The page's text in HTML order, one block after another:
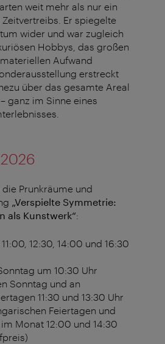
weit mehr als nur ein
Er spiegelte
wider und war zugleich
Hobbys, das großen
Aufwand
erstreckt
über das gesamte Areal
ganz im Sinne eines
Prunkräume und
„Verspielte Symmetrie:
als Kunstwerk“:
12:30, 14:00 und 16:30
um 10:30 Uhr
Sonntag und an
11:30 und 13:30 Uhr
Feiertagen und
Monat 12:00 und 14:30